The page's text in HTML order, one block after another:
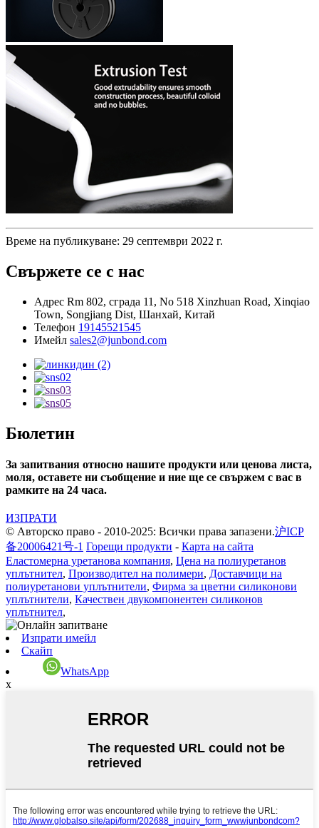
Време на публикуване: 29 септември 2022 г.
Свържете се с нас
Адрес Rm 802, сграда 11, No 518 Xinzhuan Road, Xinqiao
Town, Songjiang Dist, Шанхай, Китай
Телефон 19145521545
Имейл sales2@junbond.com
Бюлетин
За запитвания относно нашите продукти или ценова листа,
моля, оставете ни съобщение и ние ще се свържем с вас в
рамките на 24 часа.
ИЗПРАТИ
© Авторско право - 2010-2025: Всички права запазени.沪ICP
备20006421号-1 Горещи продукти - Карта на сайта
Еластомерна уретанова компания, Цена на полиуретанов
уплътнител, Производител на полимери, Доставчици на
полиуретанови уплътнители, Фирма за цветни силиконови
уплътнители, Качествен двукомпонентен силиконов
уплътнител,
Изпрати имейл
Скайп
WhatsApp
x